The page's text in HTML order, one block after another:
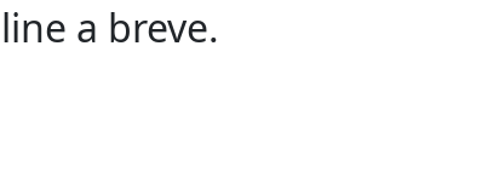
a breve.